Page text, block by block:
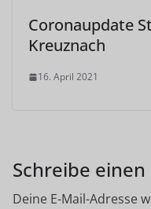
Coronaupdate
Kreuznach
16. April 2021
Schreibe
Deine E-Mail-Adresse